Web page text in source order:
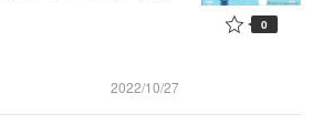
2022/10/27
0